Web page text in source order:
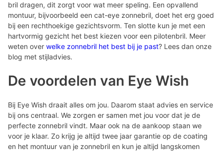
bril dragen, dit zorgt voor wat meer speling. Een opvallend
montuur, bijvoorbeeld een cat-eye zonnebril, doet het erg goed
bij een rechthoekige gezichtsvorm. Ten slotte kun je met een
hartvormig gezicht het best kiezen voor een pilotenbril. Meer
weten over welke zonnebril het best bij je past? Lees dan onze
blog met stijladvies.
De voordelen van Eye Wish
Bij Eye Wish draait alles om jou. Daarom staat advies en service
bij ons centraal. We zorgen er samen met jou voor dat je de
perfecte zonnebril vindt. Maar ook na de aankoop staan we
voor je klaar. Zo krijg je altijd twee jaar garantie op de coating
en het montuur van je zonnebril en kun je altijd langskomen